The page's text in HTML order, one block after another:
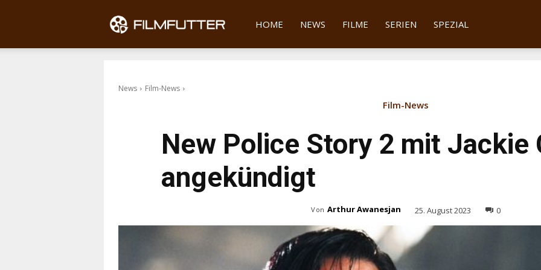
Filmfutter
HOME NEWS FILME SERIEN SPEZIAL
News Film-News
Film-News
New Police Story 2 mit Jackie
angekündigt
Von Arthur Awanesjan 25. August 2023 0